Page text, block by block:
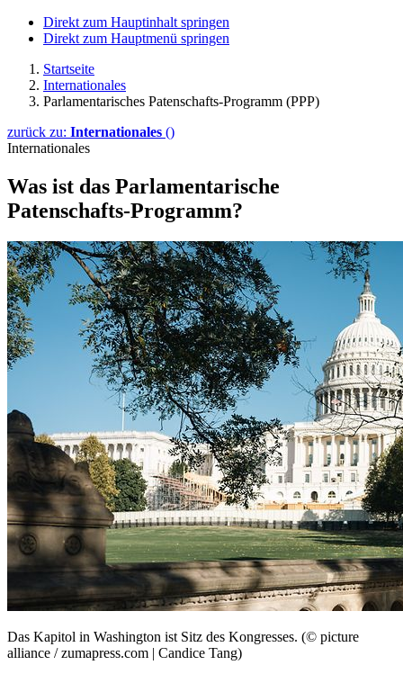
Direkt zum Hauptinhalt springen
Direkt zum Hauptmenü springen
Startseite
Internationales
Parlamentarisches Patenschafts-Programm (PPP)
zurück zu: Internationales ()
Internationales
Was ist das Parlamentarische
Patenschafts-Programm?
Das Kapitol in Washington ist Sitz des Kongresses. (© picture
alliance / zumapress.com | Candice Tang)